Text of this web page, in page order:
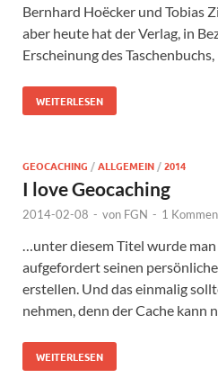
Bernhard Hoëcker und Tobias
aber heute hat der Verlag, in
Erscheinung des
WEITERLESEN
GEOCACHING /ALLGEMEIN/2014
I love Geocaching
2014-02-08 - von FGN - 1
…unter diesem Titel wurde man
aufgefordert seinen
erstellen. Und das einmalig
nehmen, denn der Cache kann
WEITERLESEN